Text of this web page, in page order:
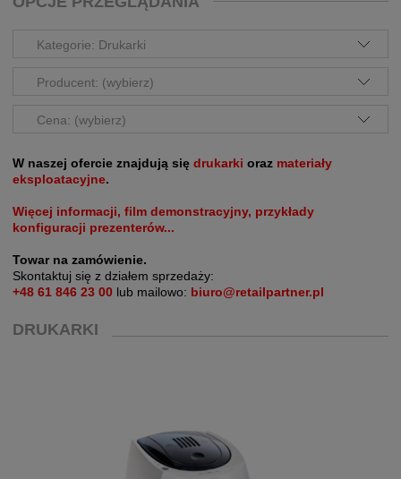
Kategorie: Drukarki
Producent: (wybierz)
Cena: (wybierz)
W naszej ofercie znajdują się drukarki oraz materiały
eksploatacyjne.
Więcej informacji, film demonstracyjny, przykłady
konfiguracji prezenterów...
Towar na zamówienie.
Skontaktuj się z działem sprzedaży:
+48 61 846 23 00 lub mailowo: biuro@retailpartner.pl
DRUKARKI